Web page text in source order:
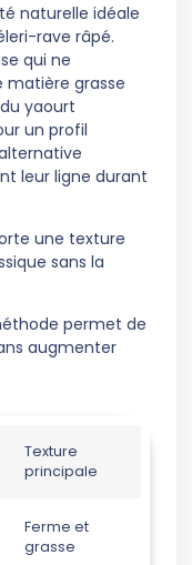
naturelle idéale
rave râpé.
qui ne
matière grasse
yaourt
un profil
leur ligne durant
une texture
sans la
permet de
augmenter
Texture
principale
Ferme et
grasse